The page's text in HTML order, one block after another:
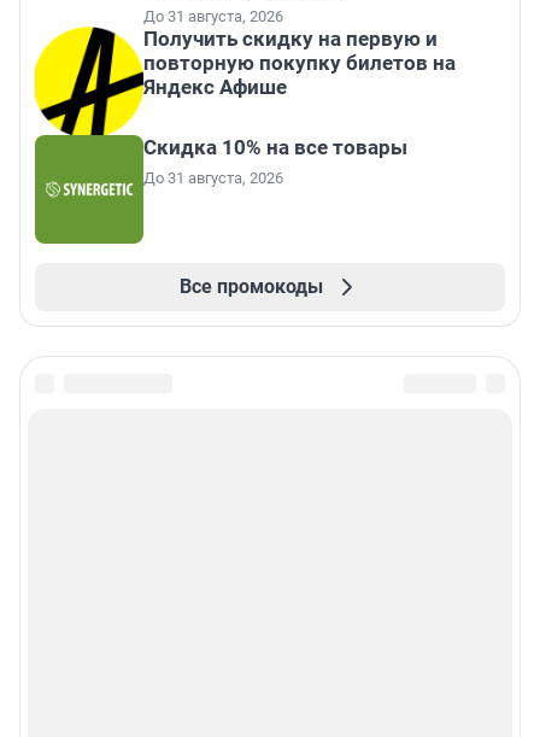
До 31 августа, 2026
Получить скидку на первую и
повторную покупку билетов на
Яндекс Афише
Скидка 10% на все товары
До 31 августа, 2026
Все промокоды